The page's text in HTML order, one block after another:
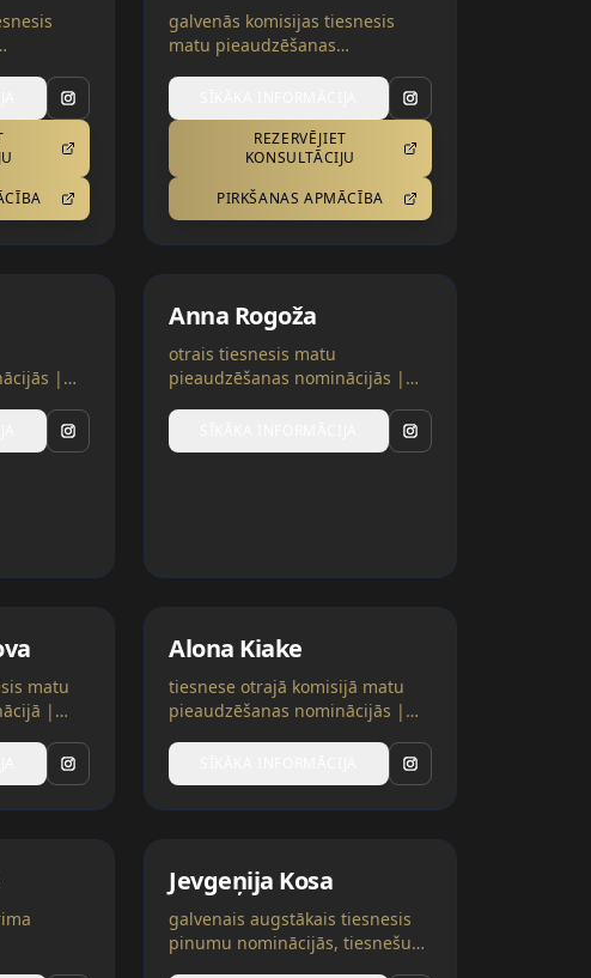
galvenās komisijas tiesnesis
matu pieaudzēšanas
REZERVĒJIET
KONSULTĀCIJU
PIRKŠANAS APMĀCĪBA
|
Anna Rogoža
otrais tiesnesis matu
pieaudzēšanas nominācijās |
matu
|
Alona Kiake
tiesnese otrajā komisijā matu
pieaudzēšanas nominācijās |
Jevgeņija Kosa
galvenais augstākais tiesnesis
pinumu nominācijās, tiesnešu